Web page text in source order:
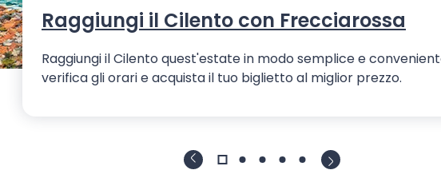
Raggiungi il Cilento con Frecciarossa
Raggiungi il Cilento quest'estate in modo semplice e
verifica gli orari e acquista il tuo biglietto al miglior prezzo.